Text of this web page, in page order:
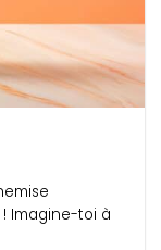
Imagine-toi à